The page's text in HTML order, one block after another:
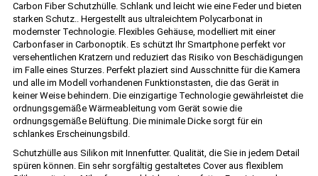
Carbon Fiber Schutzhülle. Schlank und leicht wie eine Feder und bieten
starken Schutz.. Hergestellt aus ultraleichtem Polycarbonat in
modernster Technologie. Flexibles Gehäuse, modelliert mit einer
Carbonfaser in Carbonoptik. Es schützt Ihr Smartphone perfekt vor
versehentlichen Kratzern und reduziert das Risiko von Beschädigungen
im Falle eines Sturzes. Perfekt plaziert sind Ausschnitte für die Kamera
und alle im Modell vorhandenen Funktionstasten, die das Gerät in
keiner Weise behindern. Die einzigartige Technologie gewährleistet die
ordnungsgemäße Wärmeableitung vom Gerät sowie die
ordnungsgemäße Belüftung. Die minimale Dicke sorgt für ein
schlankes Erscheinungsbild.
Schutzhülle aus Silikon mit Innenfutter. Qualität, die Sie in jedem Detail
spüren können. Ein sehr sorgfältig gestaltetes Cover aus flexiblem